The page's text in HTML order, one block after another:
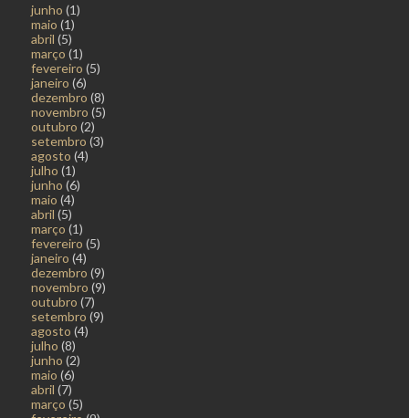
junho (1)
maio (1)
abril (5)
março (1)
fevereiro (5)
janeiro (6)
dezembro (8)
novembro (5)
outubro (2)
setembro (3)
agosto (4)
julho (1)
junho (6)
maio (4)
abril (5)
março (1)
fevereiro (5)
janeiro (4)
dezembro (9)
novembro (9)
outubro (7)
setembro (9)
agosto (4)
julho (8)
junho (2)
maio (6)
abril (7)
março (5)